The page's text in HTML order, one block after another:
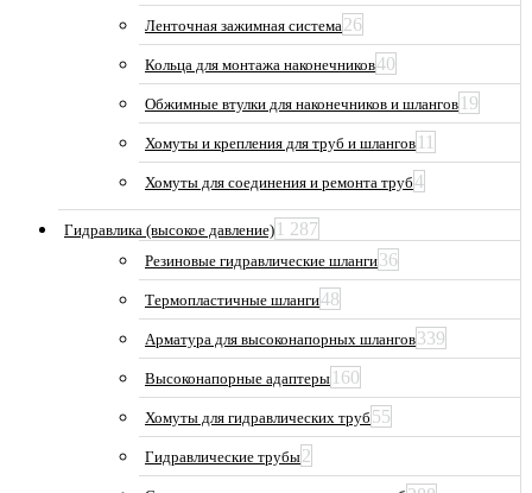
Ленточная зажимная система26
Кольца для монтажа наконечников40
Обжимные втулки для наконечников и шлангов 19
Хомуты и крепления для труб и шлангов 11
Хомуты для соединения и ремонта труб4
Гидравлика (высокое давление) 1 287
Резиновые гидравлические шланги36
Термопластичные шланги48
Арматура для высоконапорных шлангов339
Высоконапорные адаптеры 160
Хомуты для гидравлических труб 55
Гидравлические трубы2